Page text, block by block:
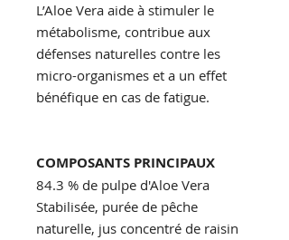
L’Aloe Vera aide à stimuler le
métabolisme, contribue aux
défenses naturelles contre les
micro-organismes et a un effet
bénéfique en cas de fatigue.
COMPOSANTS PRINCIPAUX
84.3 % de pulpe d'Aloe Vera
Stabilisée, purée de pêche
naturelle, jus concentré de raisin